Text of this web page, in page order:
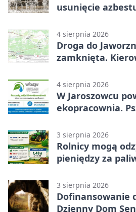
usunięcie
4 sierpnia 2026
Droga do
zamknięta.
4 sierpnia 2026
W Jaroszowcu
ekopracownia.
3 sierpnia 2026
Rolnicy mogą
pieniędzy za
3 sierpnia 2026
Dofinansowanie
Dzienny Dom